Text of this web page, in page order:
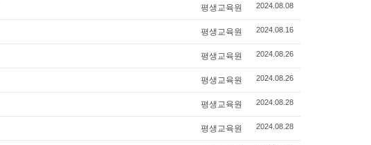
평생교육원 2024.08.08
평생교육원 2024.08.16
평생교육원 2024.08.26
평생교육원 2024.08.26
평생교육원 2024.08.28
평생교육원 2024.08.28